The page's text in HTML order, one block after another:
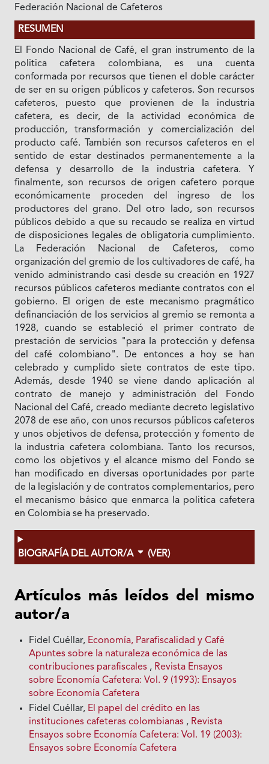
Federación Nacional de Cafeteros
RESUMEN
El Fondo Nacional de Café, el gran instrumento de Ia
politica cafetera colombiana, es una cuenta
conformada por recursos que tienen el doble carácter
de ser en su origen públicos y cafeteros. Son recursos
cafeteros, puesto que provienen de Ia industria
cafetera, es decir, de Ia actividad económica de
producción, transformación y comercialización del
producto café. También son recursos cafeteros en el
sentido de estar destinados permanentemente a la
defensa y desarrollo de Ia industria cafetera. Y
finalmente, son recursos de origen cafetero porque
económicamente proceden del ingreso de los
productores del grano. Del otro lado, son recursos
públicos debido a que su recaudo se realiza en virtud
de disposiciones legales de obligatoria cumplimiento.
La Federación Nacional de Cafeteros, como
organización del gremio de los cultivadores de café, ha
venido administrando casi desde su creación en 1927
recursos públicos cafeteros mediante contratos con el
gobierno. El origen de este mecanismo pragmático
definanciación de los servicios al gremio se remonta a
1928, cuando se estableció el primer contrato de
prestación de servicios "para Ia protección y defensa
del café colombiano". De entonces a hoy se han
celebrado y cumplido siete contratos de este tipo.
Además, desde 1940 se viene dando aplicación al
contrato de manejo y administración del Fondo
Nacional del Café, creado mediante decreto legislativo
2078 de ese año, con unos recursos públicos cafeteros
y unos objetivos de defensa, protección y fomento de
Ia industria cafetera colombiana. Tanto los recursos,
como los objetivos y el alcance mismo del Fondo se
han modificado en diversas oportunidades por parte
de Ia legislación y de contratos complementarios, pero
el mecanismo básico que enmarca Ia politica cafetera
en Colombia se ha preservado.
BIOGRAFÍA DEL AUTOR/A (VER)
Artículos más leídos del mismo
autor/a
Fidel Cuéllar, Economía, Parafiscalidad y Café
Apuntes sobre Ia naturaleza económica de las
contribuciones parafiscales , Revista Ensayos
sobre Economía Cafetera: Vol. 9 (1993): Ensayos
sobre Economía Cafetera
Fidel Cuéllar, El papel del crédito en las
instituciones cafeteras colombianas , Revista
Ensayos sobre Economía Cafetera: Vol. 19 (2003):
Ensayos sobre Economía Cafetera